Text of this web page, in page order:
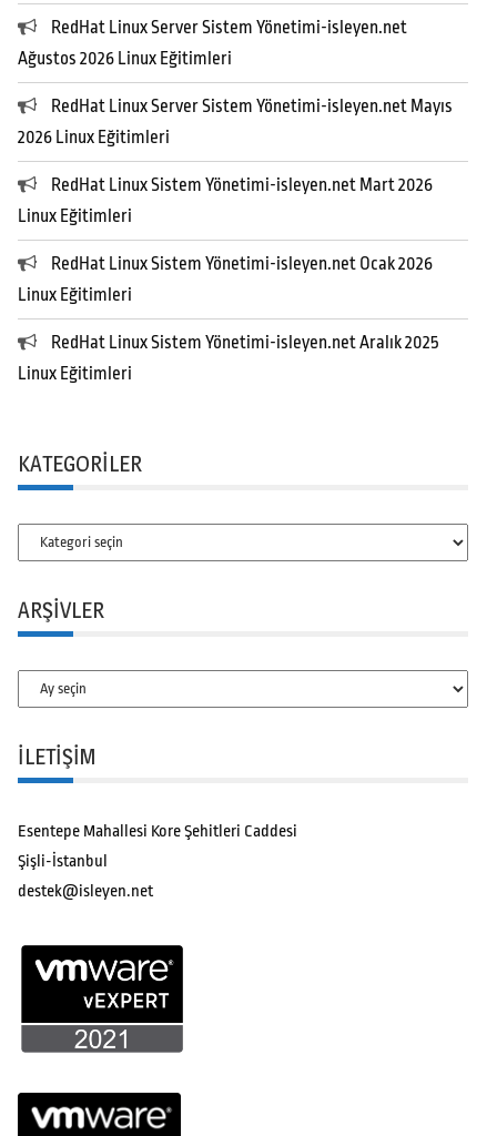
RedHat Linux Server Sistem Yönetimi-isleyen.net
Ağustos 2026 Linux Eğitimleri
RedHat Linux Server Sistem Yönetimi-isleyen.net Mayıs
2026 Linux Eğitimleri
RedHat Linux Sistem Yönetimi-isleyen.net Mart 2026
Linux Eğitimleri
RedHat Linux Sistem Yönetimi-isleyen.net Ocak 2026
Linux Eğitimleri
RedHat Linux Sistem Yönetimi-isleyen.net Aralık 2025
Linux Eğitimleri
KATEGORILER
Kategoriler
ARŞIVLER
Arşivler
İLETİŞİM
Esentepe Mahallesi Kore Şehitleri Caddesi
Şişli-İstanbul
destek@isleyen.net